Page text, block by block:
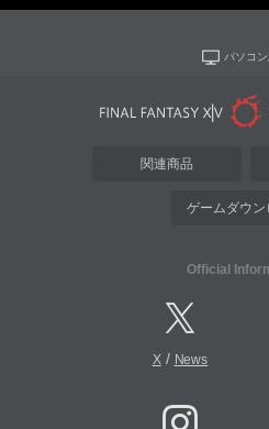
パソコ
関連商品
ゲームダウン
Official
X/ News